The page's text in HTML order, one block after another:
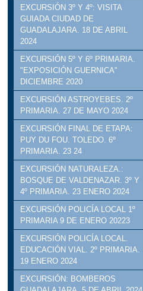
EXCURSIÓN 3º Y 4º: VISITA
GUIADA CIUDAD DE
GUADALAJARA. 18 DE ABRIL
2024
EXCURSIÓN 5º Y 6º PRIMARIA.
"EXPOSICIÓN GUERNICA"
DICIEMBRE 2020
EXCURSIÓN ASTROYEBES. 2º
PRIMARIA. 27 DE MAYO 2024
EXCURSIÓN FINAL DE ETAPA:
PUY DU FOU. TOLEDO. 6º
PRIMARIA. 23 24
EXCURSIÓN NATURALEZA.:
BOSQUE DE VALDENAZAR. 3º Y
4º PRIMARIA. 23 ENERO 2024
EXCURSIÓN POLICÍA LOCAL 1º
PRIMARIA 9 DE ENERO 20223
EXCURSIÓN POLICÍA LOCAL.
EDUCACIÓN VIAL. 2º PRIMARIA.
19 ENERO 2024
EXCURSIÓN: BOMBEROS